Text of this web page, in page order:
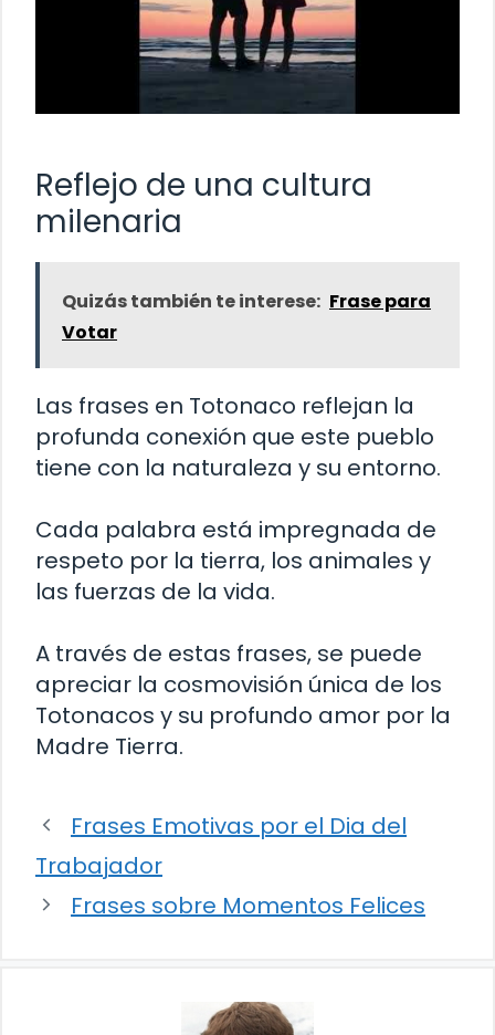
Reflejo de una cultura
milenaria
Quizás también te interese: Frase para
Votar
Las frases en Totonaco reflejan la
profunda conexión que este pueblo
tiene con la naturaleza y su entorno.
Cada palabra está impregnada de
respeto por la tierra, los animales y
las fuerzas de la vida.
A través de estas frases, se puede
apreciar la cosmovisión única de los
Totonacos y su profundo amor por la
Madre Tierra.
Frases Emotivas por el Dia del
Trabajador
Frases sobre Momentos Felices